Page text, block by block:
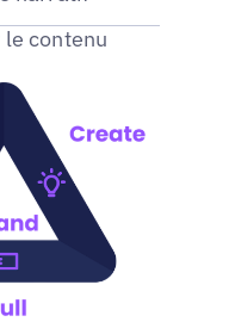
contenu